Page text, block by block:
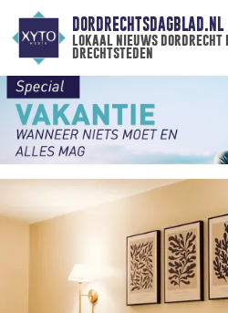
DORDRECHTSDAGBLAD.NL
lokaal nieuws dordrecht
drechtsteden